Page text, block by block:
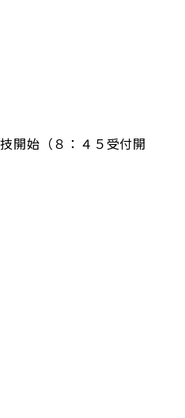
開始（８：４５受付開